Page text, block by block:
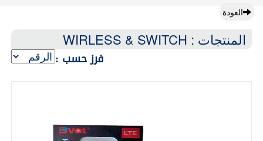
العودة
المنتجات : WIRLESS & SWITCH
فرز حسب :